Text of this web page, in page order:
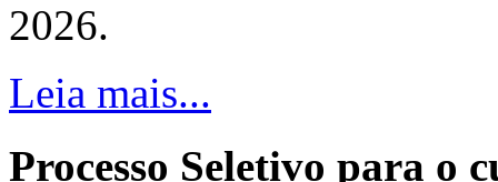
2026.
Leia mais...
Processo Seletivo para o